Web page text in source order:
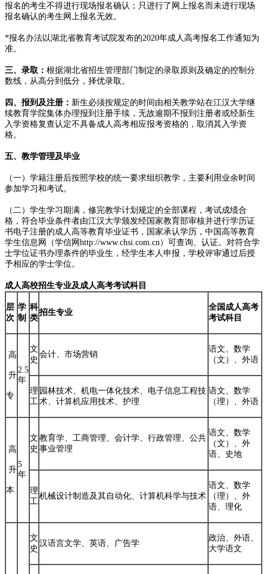
报名的考生不得进行现场报名确认；只进行了网上报名而未进行现场
报名确认的考生网上报名无效。
*报名办法以湖北省教育考试院发布的2020年成人高考报名工作通知为
准。
三、录取： 根据湖北省招生管理部门制定的录取原则及确定的控制分
数线，从高分到低分，择优录取。
四、报到及注册： 新生必须按规定的时间由相关教学站在江汉大学继
续教育学院集体办理报到注册手续，无故逾期不报到注册者或经新生
入学资格复查认定不具备成人高考相应报考资格的，取消其入学资
格。
五、教学管理及毕业
（一）学籍注册后按照学校的统一要求组织教学，主要利用业余时间
参加学习和考试。
（二）学生学习期满，修完教学计划规定的全部课程，考试成绩合
格，符合毕业条件者由江汉大学颁发经国家教育部审核并进行学历证
书电子注册的成人高等教育毕业证书，国家承认学历，中国高等教育
学生信息网（学信网http://www.chsi.com.cn）可查询、认证。对符合学
士学位证书办理条件的毕业生，经学生本人申报，学校评审通过后授
予相应的学士学位。
成人高校招生专业及成人高考考试科目
层
次
学
制
科
类
招生专业
全国成人高考
考试科目
高
升
专
2.5
年
文
史
会计、市场营销
语文、数学
（文）、外语
理
工
园林技术、机电一体化技术、电子信息工程技
术、计算机应用技术、护理
语文、数学
（理）、外语
高
升
本
5
年
文
史
教育学、工商管理、会计学、行政管理、公共
事业管理
语文、数学
（文）、外
语、史地
理
工
机械设计制造及其自动化、计算机科学与技术
语文、数学
（理）、外
语、理化
文
史
汉语言文学、英语、广告学
政治、外语、
大学语文